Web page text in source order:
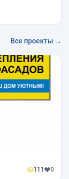
Все проекты →
111 0